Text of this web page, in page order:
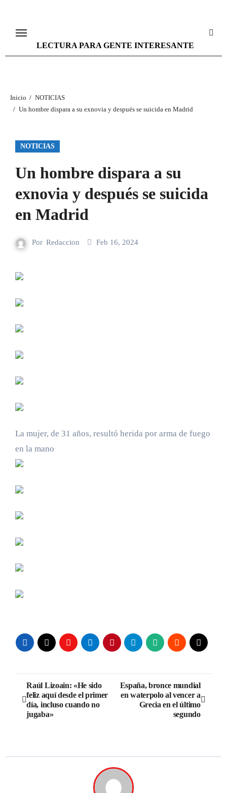
contenido
LECTURA PARA GENTE INTERESANTE
Inicio
NOTICIAS
Un hombre dispara a su exnovia y después se suicida en Madrid
NOTICIAS
Un hombre dispara a su
exnovia y después se suicida
en Madrid
Por Redaccion Feb 16, 2024
La mujer, de 31 años, resultó herida por arma de fuego
en la mano
Navegación
de
entradas
Raúl Lizoain: «He sido
feliz aquí desde el primer
día, incluso cuando no
jugaba»
España, bronce mundial
en waterpolo al vencer a
Grecia en el último
segundo